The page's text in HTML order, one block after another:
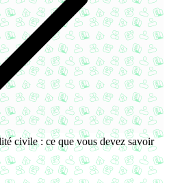
civile : ce que vous devez savoir